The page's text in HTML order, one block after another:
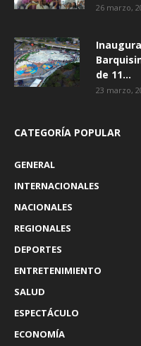
26 marzo,
de 11...
23 marzo,
CATEGORÍA POPULAR
GENERAL
INTERNACIONALES
NACIONALES
REGIONALES
DEPORTES
ENTRETENIMIENTO
SALUD
ESPECTÁCULO
ECONOMÍA